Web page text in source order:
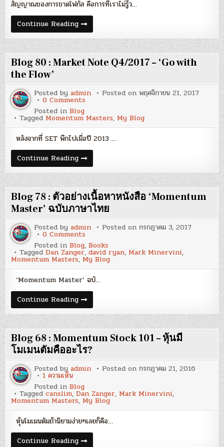
สัญญาณของการขาดโฟกัส คือการที่เราไม่รู้ว…
Continue ReadingBlog
81
:
‘Focus’
–
หัวใจ
ของ
ที่
ดี
Blog 80 : Market Note Q4/2017 – ‘Go with
the Flow’
Posted byadmin Posted onพฤศจิกายน 21, 2017
0 Comments
80
:
Market
Note
Q4/2017
–
‘Go
with
the
Flow’
Posted inBlog
Tagged Momentum Masters, My Blog
หลังจากที่ SET พีกไปเมื่อปี 2013 …
Continue ReadingBlog
80
:
Market
Note
Q4/2017
–
‘Go
with
the
Flow’
Blog 78 : ตัวอย่างเนื้อหาหนังสือ ‘Momentum
Master’ ฉบับภาษาไทย
Posted byadmin Posted onกรกฎาคม 3, 2017
0 Comments
Blog
78
:
ตัวอย่าง
เนื้อหา
หนังสือ
‘Momentum
Master’
ฉบับ
ภาษา
ไทย
Posted inBlog,Books
TaggedDan Zanger,david ryan, Mark Minervini,
Momentum Masters, My Blog
‘Momentum Master’ ฉบั…
Continue ReadingBlog
78
:
ตัวอย่าง
เนื้อหา
หนังสือ
‘Momentum
Master’
ฉบับ
ภาษา
ไทย
Blog 68 : Momentum Stock 101 – หุ้นมี
โมเมนตัมคืออะไร?
Posted byadmin Posted onกรกฎาคม 21, 2016
1 ความเห็นบน
Blog
68
:
Momentum
Stock
101
–
หุ้น
มี
Posted inBlog
Taggedcanslim,Dan Zanger, Mark Minervini,
Momentum Masters, My Blog
หุ้นโมเมนตัมถ้านิยามง่ายๆเลยก็คือ…
Continue ReadingBlog